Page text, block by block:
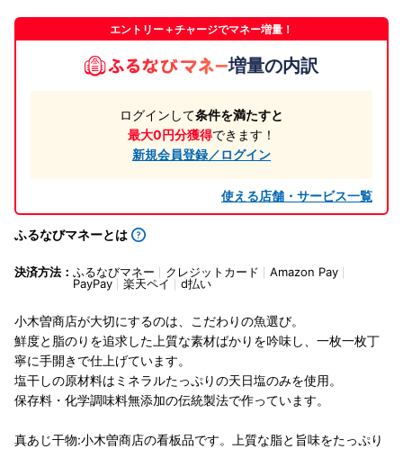
エントリー＋チャージでマネー増量！
増量の内訳
ログインして条件を満たすと
最大0円分獲得できます！
新規会員登録／ログイン
使える店舗・サービス一覧
ふるなびマネーとは
決済方法： ふるなびマネー クレジットカード
Amazon Pay
PayPay
楽天ペイ d払い
小木曽商店が大切にするのは、こだわりの魚選び。
鮮度と脂のりを追求した上質な素材ばかりを吟味し、一枚一枚丁
寧に手開きで仕上げています。
塩干しの原材料はミネラルたっぷりの天日塩のみを使用。
保存料・化学調味料無添加の伝統製法で作っています。
真あじ干物:小木曽商店の看板品です。上質な脂と旨味をたっぷり